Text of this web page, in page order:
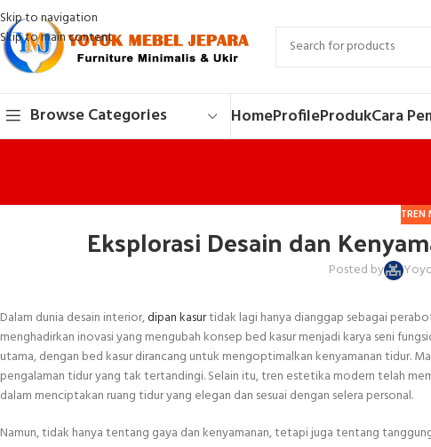
Skip to navigation
Skip to main content
Browse Categories HomeProfileProdukCara
TREN
Eksplorasi Desain dan
Posted by
Dalam dunia desain interior,dipan kasurtidak lagi hanya dianggap sebagai
menghadirkan inovasi yang mengubah konsep bed kasur menjadi karya seni
utama, dengan bed kasur dirancang untuk mengoptimalkan kenyamanan tidur.
pengalaman tidur yang tak tertandingi. Selain itu, tren estetika modern telah
dalam menciptakan ruang tidur yang elegan dan sesuai dengan selera personal.
Namun, tidak hanya tentang gaya dan kenyamanan, tetapi juga tentang